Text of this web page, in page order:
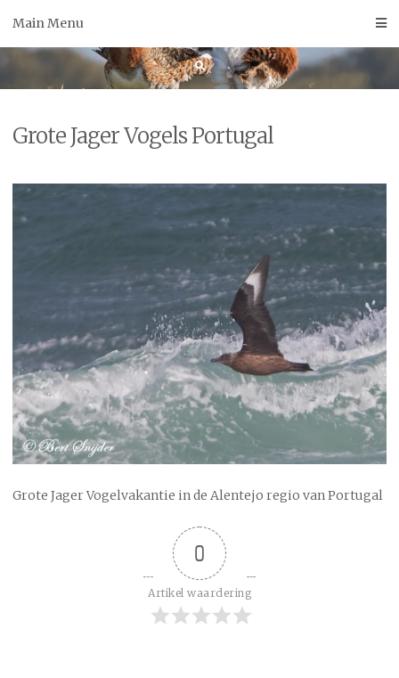
Main Menu
Grote Jager Vogels Portugal
Grote Jager Vogelvakantie in de Alentejo regio van Portugal
0
Artikel waardering